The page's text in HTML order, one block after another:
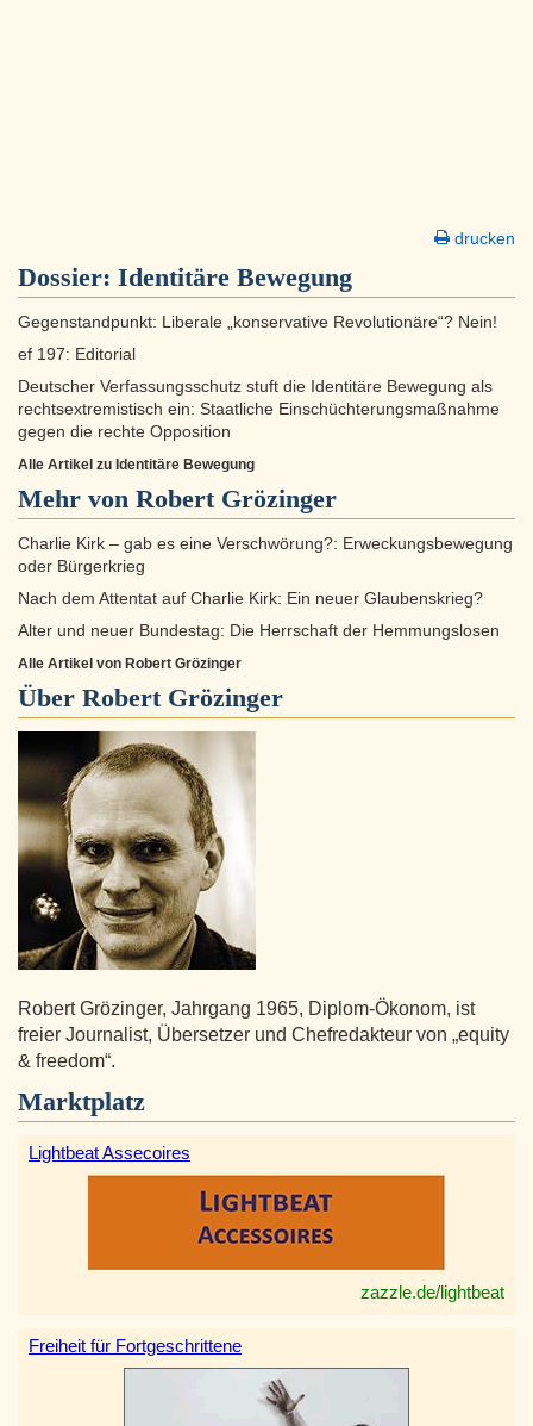
drucken
Dossier: Identitäre Bewegung
Gegenstandpunkt: Liberale „konservative Revolutionäre“? Nein!
ef 197: Editorial
Deutscher Verfassungsschutz stuft die Identitäre Bewegung als
rechtsextremistisch ein: Staatliche Einschüchterungsmaßnahme
gegen die rechte Opposition
Alle Artikel zu Identitäre Bewegung
Mehr von Robert Grözinger
Charlie Kirk – gab es eine Verschwörung?: Erweckungsbewegung
oder Bürgerkrieg
Nach dem Attentat auf Charlie Kirk: Ein neuer Glaubenskrieg?
Alter und neuer Bundestag: Die Herrschaft der Hemmungslosen
Alle Artikel von Robert Grözinger
Über Robert Grözinger
Robert Grözinger, Jahrgang 1965, Diplom-Ökonom, ist
freier Journalist, Übersetzer und Chefredakteur von „equity
& freedom“.
Marktplatz
Lightbeat Assecoires
zazzle.de/lightbeat
Freiheit für Fortgeschrittene